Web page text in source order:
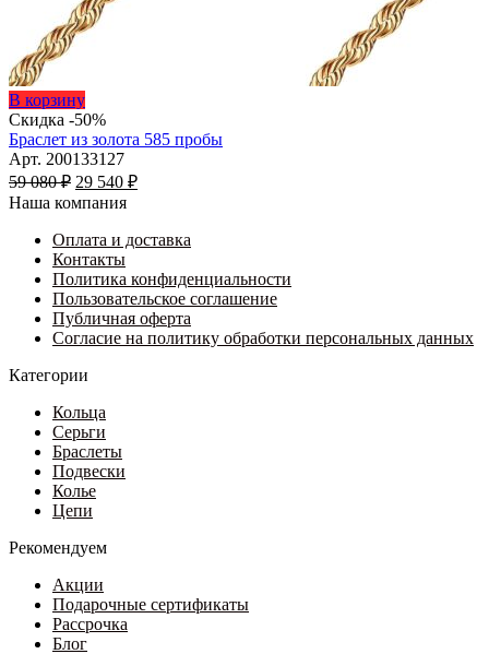
В корзинуЭтот
товар
имеет
несколько
вариаций.
Опции
выбрать
на
странице
товара.
Скидка -50%
Браслет из золота 585 пробы
Арт. 200133127
59 080₽ Первоначальная
цена
59
080 ₽.
29 540 ₽Текущая
540 ₽.
Наша компания
Оплата и доставка
Контакты
Политика конфиденциальности
Пользовательское соглашение
Публичная оферта
Согласие на политику обработки персональных данных
Категории
Кольца
Серьги
Браслеты
Подвески
Колье
Цепи
Рекомендуем
Акции
Подарочные сертификаты
Рассрочка
Блог